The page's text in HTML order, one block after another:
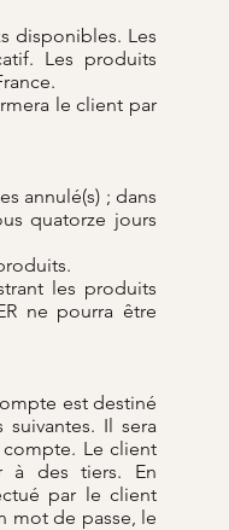
disponibles. Les
Les produits
le client par
annulé(s) ; dans
quatorze jours
les produits
ne pourra être
est destiné
Il sera
Le client
à des tiers. En
par le client
mot de passe, le